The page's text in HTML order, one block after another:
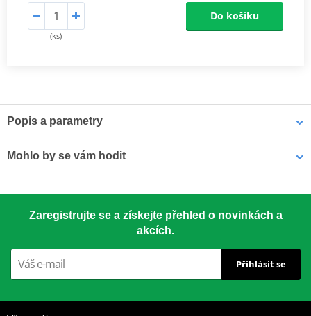
(ks)
Do košíku
Popis a parametry
CNC přesnost– perfektní usazení
Speciální tvar zubů– delší životnost
Mohlo by se vám hodit
Zaregistrujte se a získejte přehled o novinkách a
akcích.
Přihlásit se